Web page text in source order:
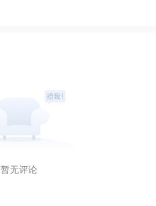
暂无评论